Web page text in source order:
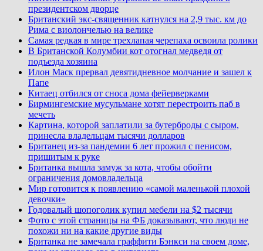
президентском дворце
Британский экс-священник катнулся на 2,9 тыс. км до
Рима с виолончелью на велике
Самая редкая в мире трехлапая черепаха освоила ролики
В Британской Колумбии кот отогнал медведя от
подъезда хозяина
Илон Маск прервал девятидневное молчание и зашел к
Папе
Китаец отбился от сноса дома фейерверками
Бирмингемские мусульмане хотят перестроить паб в
мечеть
Картина, которой заплатили за бутерброды с сыром,
принесла владельцам тысячи долларов
Британец из-за пандемии 6 лет прожил с пенисом,
пришитым к руке
Британка вышла замуж за кота, чтобы обойти
ограничения домовладельца
Мир готовится к появлению «самой маленькой плохой
девочки»
Годовалый шопоголик купил мебели на $2 тысячи
Фото с этой страницы на ФБ доказывают, что люди не
похожи ни на какие другие виды
Британка не замечала граффити Бэнкси на своем доме,